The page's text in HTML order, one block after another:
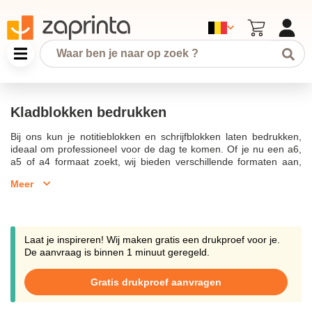
Kladblokken bedrukken
Bij ons kun je notitieblokken en schrijfblokken laten bedrukken,
ideaal om professioneel voor de dag te komen. Of je nu een a6,
a5 of a4 formaat zoekt, wij bieden verschillende formaten aan,
notitieblokken zijn standaard voorzien van 50 of 100 vellen per
personaliseren. Wij bedrukken jouw notitieblok met logo, waarbij
jouw eigen ontwerp centraal staat. Het papier zorgt ervoor dat
notities gemakkelijk van het blok kunnen worden gescheurd. Met
leveren snel.Kladblokken met logo laten bedrukken is een
uitstekende manier om je merk te promoten. Wij drukken jouw
notitieblokken snel en voordelig, met gratis verzending binnen
Meer
Laat je inspireren! Wij maken gratis een drukproef voor je.
De aanvraag is binnen 1 minuut geregeld.
Gratis drukproef aanvragen